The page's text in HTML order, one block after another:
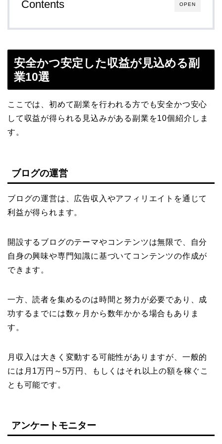
OPEN
Contents
安全かつ安定した収益が見込める副
業10選
ここでは、初めて副業を行われる方でも安全かつ安心
して収益が得られる見込みがある副業を10個紹介しま
す。
ブログの運営
ブログの運営は、広告収入やアフィリエイトを通じて
利益が得られます。
開設するブログのテーマやコンテンツは無限で、自分
自身の興味や専門知識に基づいてコンテンツの作成が
できます。
一方、読者を集めるのは時間と努力が必要であり、成
功するまでには数ヶ月から数年かかる場合もありま
す。
月収入は大きく変動する可能性がありますが、一般的
には月1万円～5万円、もしくはそれ以上の額を稼ぐこ
とも可能です。
アンケートモニター